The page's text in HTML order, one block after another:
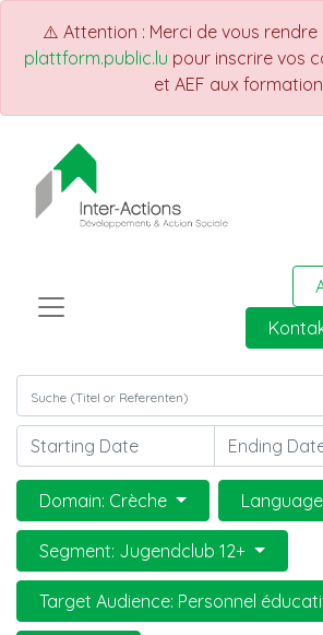
⚠️ Attention : Merci de vous
plattform.public.lu pour inscrire vos
et AEF aux
Domain: Crèche
Segment: Jugendclub 12+
Target Audience: Personnel